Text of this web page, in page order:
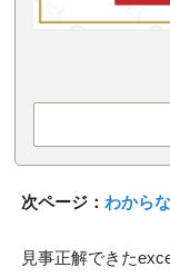
次ページ： わから
見事正解できた